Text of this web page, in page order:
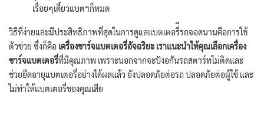
เรื่อยๆเดี๋ยวแบตฯก็หมด
วิธีที่ง่ายและมีประสิทธิภาพที่สุดในการดูแลแบตเตอรี่ีรถจอดนานคือการใช้
ตัวช่วย ซึ่งก็คือ เครื่องชาร์จแบตเตอรี่อัจฉริยะ เราแนะนำให้คุณเลือกเครื่อง
ชาร์จแบตเตอรี่ที่มีคุณภาพ เพราะนอกจากจะป้งอกันรถสตาร์ทไม่ติดและ
ช่วยยืดอายุแบตเตอรี่อย่างได้ผลแล้ว ยังปลอดภัยต่อรถ ปลอดภัยต่อผู้ใช้ และ
ไม่ทำให้แบตเตอรี่ของคุณเสีย